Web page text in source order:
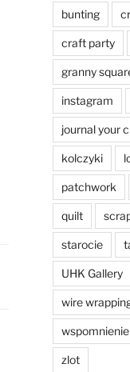
bunting
craft party
granny
instagram
journal your
kolczyki
patchwork
quilt
starocie
UHK Gallery
wire
wspomnienie
zlot